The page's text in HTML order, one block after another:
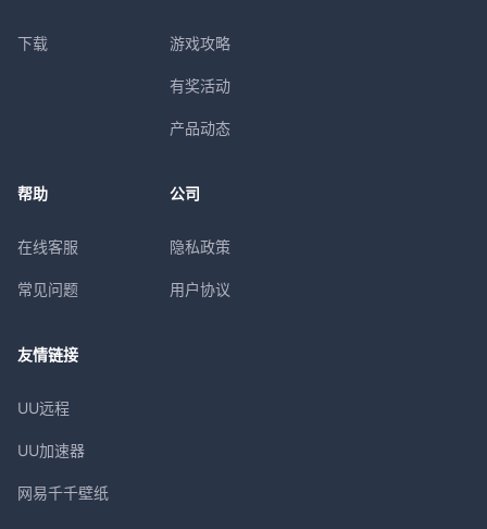
下载 游戏攻略
有奖活动
产品动态
帮助
在线客服
常见问题
公司
隐私政策
用户协议
友情链接
UU远程
UU加速器
网易千千壁纸